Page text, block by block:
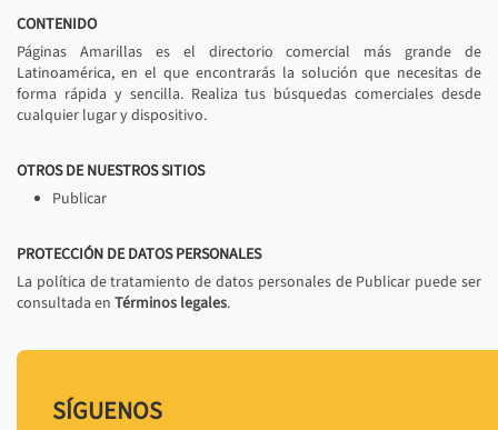
CONTENIDO
Páginas Amarillas es el directorio comercial más grande de
Latinoamérica, en el que encontrarás la solución que necesitas de
forma rápida y sencilla. Realiza tus búsquedas comerciales desde
cualquier lugar y dispositivo.
OTROS DE NUESTROS SITIOS
Publicar
PROTECCIÓN DE DATOS PERSONALES
La política de tratamiento de datos personales de Publicar puede ser
consultada en Términos legales.
SÍGUENOS